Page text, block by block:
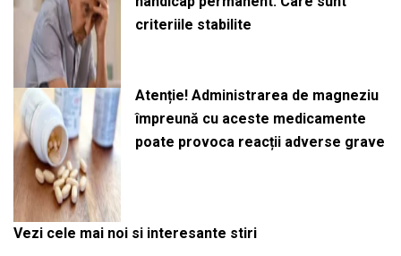
criteriile stabilite
Atenție! Administrarea de magneziu
împreună cu aceste medicamente
poate provoca reacții adverse grave
Vezi cele mai noi si interesante stiri